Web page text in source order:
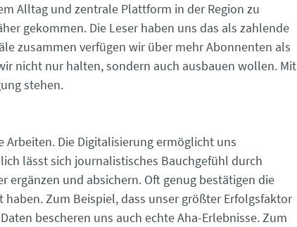
Alltag und zentrale Plattform in der Region zu
gekommen. Die Leser haben uns das als zahlende
zusammen verfügen wir über mehr Abonnenten als
nicht nur halten, sondern auch ausbauen wollen. Mit
stehen.
Die Digitalisierung ermöglicht uns
lässt sich journalistisches Bauchgefühl durch
ergänzen und absichern. Oft genug bestätigen die
Zum Beispiel, dass unser größter Erfolgsfaktor
bescheren uns auch echte Aha-Erlebnisse. Zum